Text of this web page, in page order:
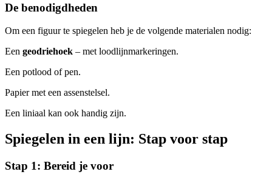
De benodigdheden
Om een figuur te spiegelen heb je de volgende materialen nodig:
Een geodriehoek – met loodlijnmarkeringen.
Een potlood of pen.
Papier met een assenstelsel.
Een liniaal kan ook handig zijn.
Spiegelen in een lijn: Stap voor stap
Stap 1: Bereid je voor